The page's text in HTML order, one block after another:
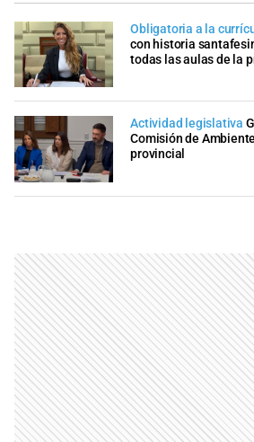
Obligatoria a la
con historia
todas las aulas de la
Actividad legislativa
Comisión de
provincial